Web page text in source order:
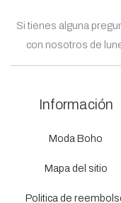
Si tienes alguna
con nosotros de
Información
Moda Boho
Mapa del sitio
Politica de